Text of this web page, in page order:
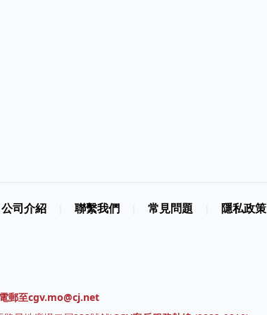
公司介紹 聯繫我們 常見問題 隱私政策
郵至cgv.mo@cj.net